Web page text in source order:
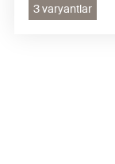
3 varyantlar